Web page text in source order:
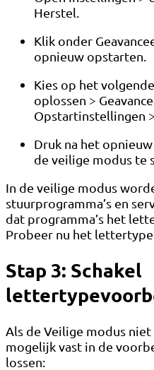
Herstel.
Klik onder
opnieuw opstarten.
Kies op het
oplossen >
Opstartinstellingen
Druk na het
de veilige modus te
In de veilige modus
stuurprogramma’s en
dat programma’s het
Probeer nu het
Stap 3: Schakel
Als de Veilige modus
mogelijk vast in de
lossen: